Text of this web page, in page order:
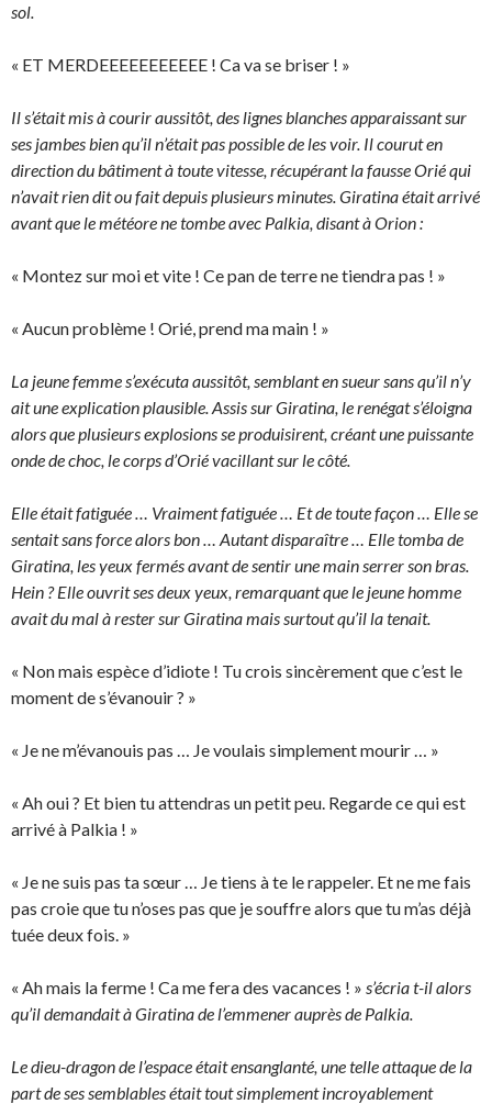
sol.
« ET MERDEEEEEEEEEEE ! Ca va se briser ! »
Il s’était mis à courir aussitôt, des lignes blanches apparaissant sur
ses jambes bien qu’il n’était pas possible de les voir. Il courut en
direction du bâtiment à toute vitesse, récupérant la fausse Orié qui
n’avait rien dit ou fait depuis plusieurs minutes. Giratina était arrivé
avant que le météore ne tombe avec Palkia, disant à Orion :
« Montez sur moi et vite ! Ce pan de terre ne tiendra pas ! »
« Aucun problème ! Orié, prend ma main ! »
La jeune femme s’exécuta aussitôt, semblant en sueur sans qu’il n’y
ait une explication plausible. Assis sur Giratina, le renégat s’éloigna
alors que plusieurs explosions se produisirent, créant une puissante
onde de choc, le corps d’Orié vacillant sur le côté.
Elle était fatiguée … Vraiment fatiguée … Et de toute façon … Elle se
sentait sans force alors bon … Autant disparaître … Elle tomba de
Giratina, les yeux fermés avant de sentir une main serrer son bras.
Hein ? Elle ouvrit ses deux yeux, remarquant que le jeune homme
avait du mal à rester sur Giratina mais surtout qu’il la tenait.
« Non mais espèce d’idiote ! Tu crois sincèrement que c’est le
moment de s’évanouir ? »
« Je ne m’évanouis pas … Je voulais simplement mourir … »
« Ah oui ? Et bien tu attendras un petit peu. Regarde ce qui est
arrivé à Palkia ! »
« Je ne suis pas ta sœur … Je tiens à te le rappeler. Et ne me fais
pas croie que tu n’oses pas que je souffre alors que tu m’as déjà
tuée deux fois. »
« Ah mais la ferme ! Ca me fera des vacances ! » s’écria t-il alors
qu’il demandait à Giratina de l’emmener auprès de Palkia.
Le dieu-dragon de l’espace était ensanglanté, une telle attaque de la
part de ses semblables était tout simplement incroyablement